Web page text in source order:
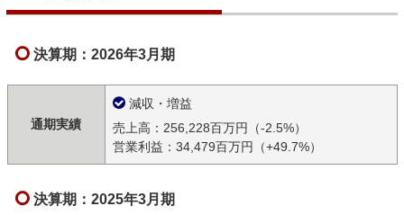
決算期：2026年3月期
通期実績
減収・増益
売上高：256,228百万円（-2.5%）
営業利益：34,479百万円（+49.7%）
決算期：2025年3月期